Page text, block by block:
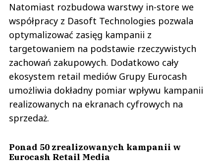
Natomiast rozbudowa warstwy in-store we
współpracy z Dasoft Technologies pozwala
optymalizować zasięg kampanii z
targetowaniem na podstawie rzeczywistych
zachowań zakupowych. Dodatkowo cały
ekosystem retail mediów Grupy Eurocash
umożliwia dokładny pomiar wpływu kampanii
realizowanych na ekranach cyfrowych na
sprzedaż.
Ponad 50 zrealizowanych kampanii w
Eurocash Retail Media